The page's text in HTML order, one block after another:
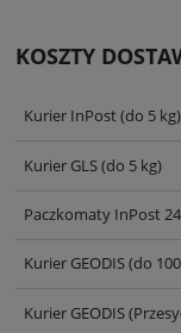
KOSZTY
Kurier InPost(do 5 kg)
Kurier GLS(do 5 kg)
Paczkomaty InPost
Kurier GEODIS(do
Kurier GEODIS